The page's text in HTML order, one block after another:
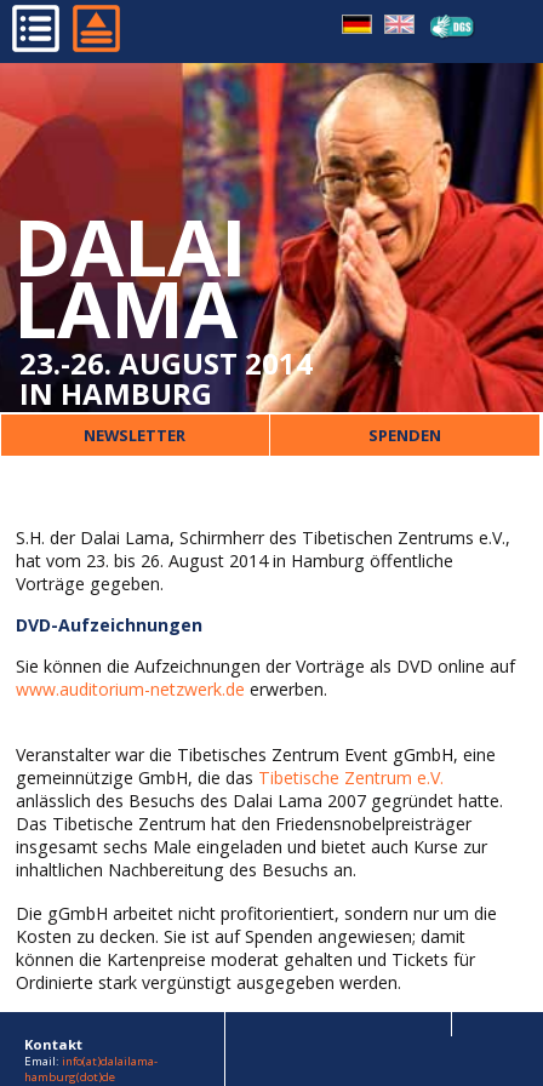
DALAI
LAMA
23.-26. AUGUST 2014
IN HAMBURG
PROGRAMM
ORGANISATORISCHES
VERANSTALTER
PRESSE
KONTAKT
NEWSLETTER SPENDEN
S.H. der Dalai Lama, Schirmherr des Tibetischen Zentrums e.V.,
hat vom 23. bis 26. August 2014 in Hamburg öffentliche
Vorträge gegeben.
DVD-Aufzeichnungen
Sie können die Aufzeichnungen der Vorträge als DVD online auf
www.auditorium-netzwerk.de erwerben.
Veranstalter war die Tibetisches Zentrum Event gGmbH, eine
gemeinnützige GmbH, die das Tibetische Zentrum e.V.
anlässlich des Besuchs des Dalai Lama 2007 gegründet hatte.
Das Tibetische Zentrum hat den Friedensnobelpreisträger
insgesamt sechs Male eingeladen und bietet auch Kurse zur
inhaltlichen Nachbereitung des Besuchs an.
Die gGmbH arbeitet nicht profitorientiert, sondern nur um die
Kosten zu decken. Sie ist auf Spenden angewiesen; damit
können die Kartenpreise moderat gehalten und Tickets für
Ordinierte stark vergünstigt ausgegeben werden.
Kontakt
Email: info(at)dalailama-
hamburg(dot)de